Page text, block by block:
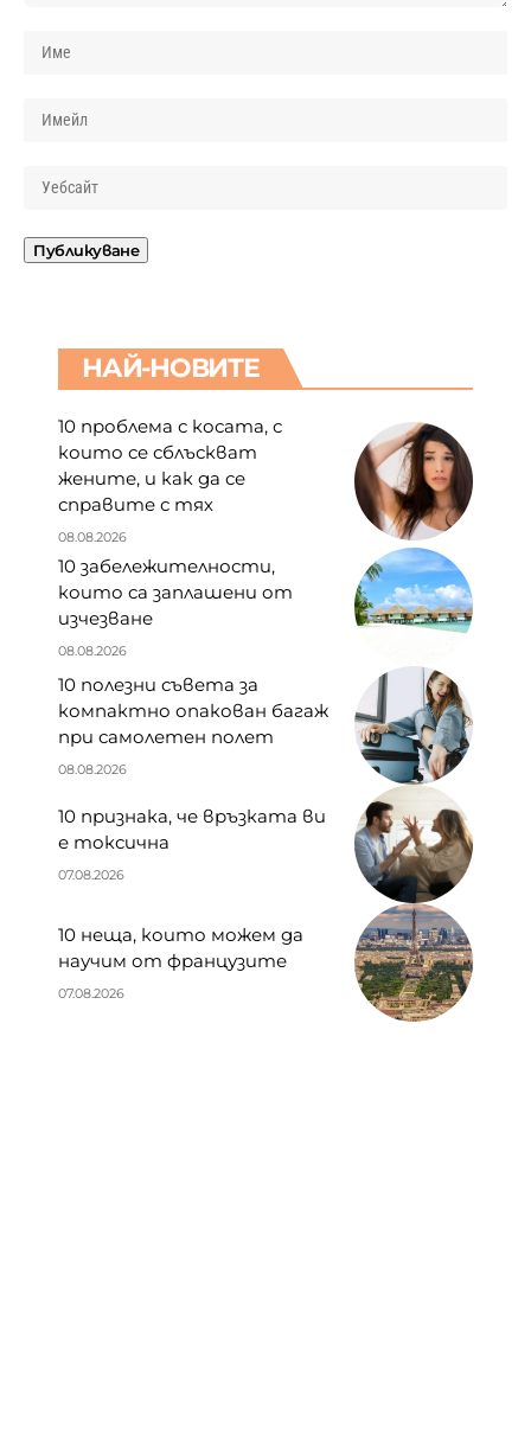
НАЙ-НОВИТЕ
10 проблема с косата, с
които се сблъскват
жените, и как да се
справите с тях
08.08.2026
10 забележителности,
които са заплашени от
изчезване
08.08.2026
10 полезни съвета за
компактно опакован багаж
при самолетен полет
08.08.2026
10 признака, че връзката ви
е токсична
07.08.2026
10 неща, които можем да
научим от французите
07.08.2026